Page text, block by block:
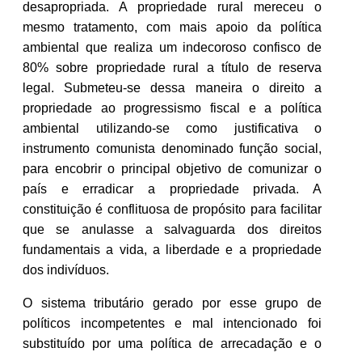
desapropriada. A propriedade rural mereceu o
mesmo tratamento, com mais apoio da política
ambiental que realiza um indecoroso confisco de
80% sobre propriedade rural a título de reserva
legal. Submeteu-se dessa maneira o direito a
propriedade ao progressismo fiscal e a política
ambiental utilizando-se como justificativa o
instrumento comunista denominado função social,
para encobrir o principal objetivo de comunizar o
país e erradicar a propriedade privada. A
constituição é conflituosa de propósito para facilitar
que se anulasse a salvaguarda dos direitos
fundamentais a vida, a liberdade e a propriedade
dos indivíduos.
O sistema tributário gerado por esse grupo de
políticos incompetentes e mal intencionado foi
substituído por uma política de arrecadação e o